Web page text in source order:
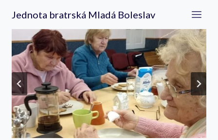
obsah
Jednota bratrská Mladá Boleslav